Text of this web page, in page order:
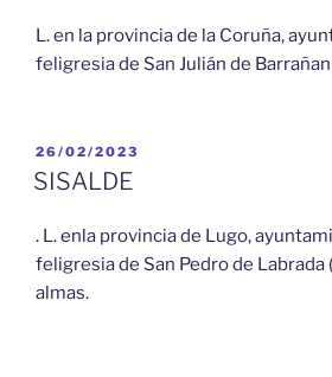
L. en la provincia de la Coruña,
feligresia de San Julián de Barrañan
PUBLICADO
EL
26/02/2023
SISALDE
. L. enla provincia de Lugo,
feligresia de San Pedro de Labrada
almas.